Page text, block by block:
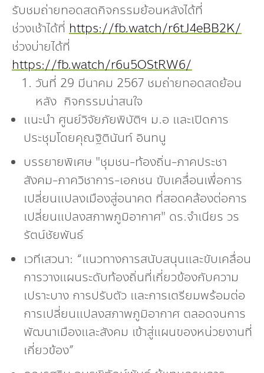
รับชมถ่ายทอดสดกิจกรรมย้อนหลังได้ที่
ช่วงเช้าได้ที่ https://fb.watch/r6tJ4eBB2K/
ช่วงบ่ายได้ที่
https://fb.watch/r6u5OStRW6/
วันที่ 29 มีนาคม 2567 ชมถ่ายทอดสดย้อน
หลัง กิจกรรมน่าสนใจ
แนะนำ ศูนย์วิจัยภัยพิบัติฯ ม.อ และเปิดการ
ประชุมโดยคุณฐิตินันท์ อินทนู
บรรยายพิเศษ "ชุมชน-ท้องถิ่น-ภาคประชา
สังคม-ภาควิชาการ-เอกชน ขับเคลื่อนเพื่อการ
เปลี่ยนแปลงเมืองสู่อนาคต ที่สอดคล้องต่อการ
เปลี่ยนแปลงสภาพภูมิอากาศ" ดร.จำเนียร วร
รัตน์ชัยพันธ์
เวทีเสวนา: “แนวทางการสนับสนุนและขับเคลื่อน
การวางแผนระดับท้องถิ่นที่เกี่ยวข้องกับความ
เปราะบาง การปรับตัว และการเตรียมพร้อมต่อ
การเปลี่ยนแปลงสภาพภูมิอากาศ ตลอดจนการ
พัฒนาเมืองและสังคม เข้าสู่แผนของหน่วยงานที่
เกี่ยวข้อง”